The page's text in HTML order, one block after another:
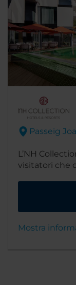
Passeig
L’NH
visitatori che
Lío. La sua
riflette ogni
piscina e
Mostra